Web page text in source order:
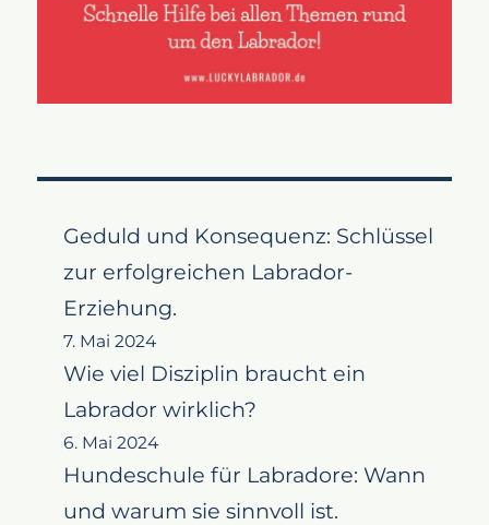
Geduld und Konsequenz: Schlüssel
zur erfolgreichen Labrador-
Erziehung.
7. Mai 2024
Wie viel Disziplin braucht ein
Labrador wirklich?
6. Mai 2024
Hundeschule für Labradore: Wann
und warum sie sinnvoll ist.